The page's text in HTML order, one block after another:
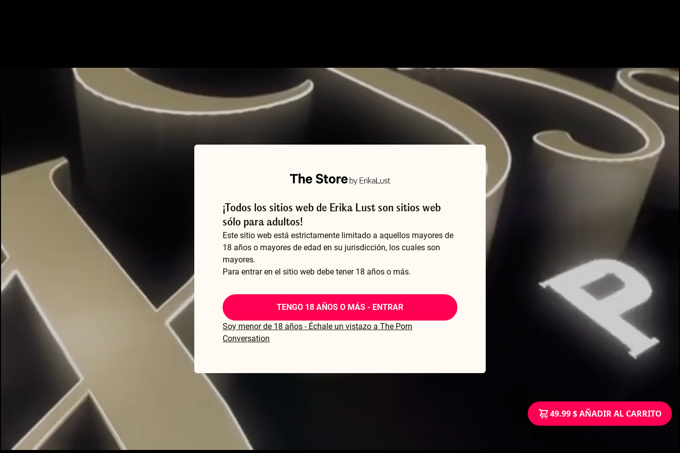
49.99 $ AÑADIR AL CARRITO
¡Todos los sitios web de Erika Lust son sitios web
sólo para adultos!
Este sitio web está estrictamente limitado a aquellos mayores de
18 años o mayores de edad en su jurisdicción, los cuales son
mayores.
Para entrar en el sitio web debe tener 18 años o más.
TENGO 18 AÑOS O MÁS - ENTRAR
Soy menor de 18 años - Échale un vistazo a The Porn
Conversation